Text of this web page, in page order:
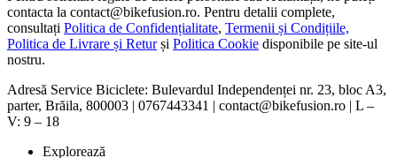
contacta la contact@bikefusion.ro. Pentru detalii complete,
consultați Politica de Confidențialitate, Termenii și Condițiile,
Politica de Livrare și Returși Politica Cookie disponibile pe site-ul
nostru.
Adresă Service Biciclete: Bulevardul Independenței nr. 23, bloc A3,
parter, Brăila, 800003 | 0767443341 | contact@bikefusion.ro | L –
V: 9 – 18
Explorează